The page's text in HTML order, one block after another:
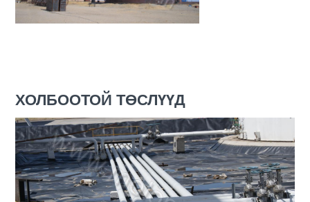
ХОЛБООТОЙ ТӨСЛҮҮД